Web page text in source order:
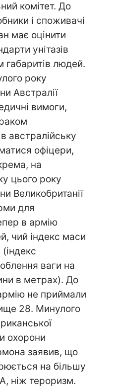
комітет. До
і споживачі
має оцінити
унітазів
габаритів людей.
року
Австралії
вимоги,
австралійську
офіцери,
на
цього року
Великобританії
для
в армію
чий індекс маси
ваги на
в метрах). До
не приймали
28. Минулого
охорони
заявив, що
на більшу
ніж тероризм.